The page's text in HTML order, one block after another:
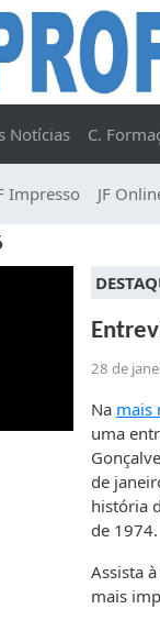
Notícias C.
Impresso JF
28 de
Na mais
uma
de
história
de 1974.
Assista
mais